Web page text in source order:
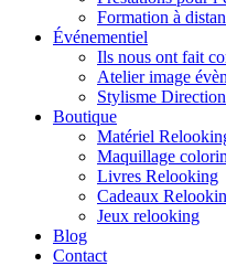
Formation à
Événementiel
Ils nous ont fait
Atelier image
Stylisme
Boutique
Matériel
Maquillage
Livres Relooking
Cadeaux
Jeux relooking
Blog
Contact